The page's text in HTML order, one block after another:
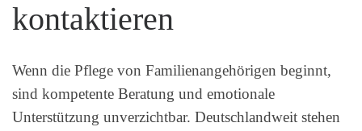
kontaktieren
Wenn die Pflege von Familienangehörigen beginnt,
sind kompetente Beratung und emotionale
Unterstützung unverzichtbar. Deutschlandweit stehen